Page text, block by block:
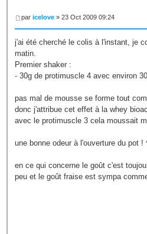
paricelove » 23 Oct 2009 09:24
j'ai été cherché le colis à l'instant, je
matin.
Premier shaker :
- 30g de protimuscle 4 avec environ
pas mal de mousse se forme tout
donc j'attribue cet effet à la whey
avec le protimuscle 3 cela moussait
une bonne odeur à l'ouverture du pot
en ce qui concerne le goût c'est
peu et le goût fraise est sympa